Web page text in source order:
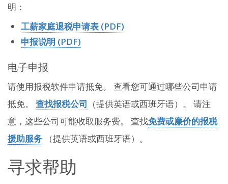
明：
工薪家庭退税申请表 (PDF)
申报说明 (PDF)
电子申报
请使用报税软件申请抵免。 查看您可通过哪些公司申请
抵免。 查找报税公司 （提供英语或西班牙语）。 请注
意，这些公司可能收取服务费。 查找免费或廉价的报税
援助服务 （提供英语或西班牙语）。
寻求帮助